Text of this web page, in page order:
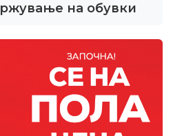
на обувки